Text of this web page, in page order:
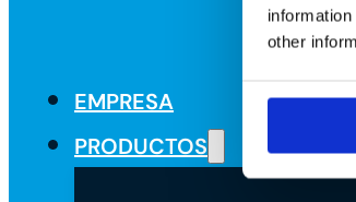
other
EMPRESA
PRODUCTOS